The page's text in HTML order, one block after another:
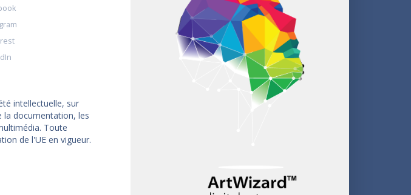
intellectuelle, sur
documentation, les
Toute
de l'UE en vigueur.